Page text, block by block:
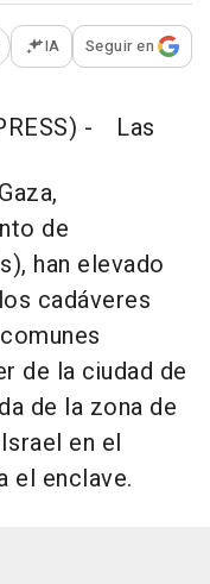
opciones para
IA Seguir en
-
Las
de
han elevado
cadáveres
de la ciudad de
de la zona de
en el
el enclave.